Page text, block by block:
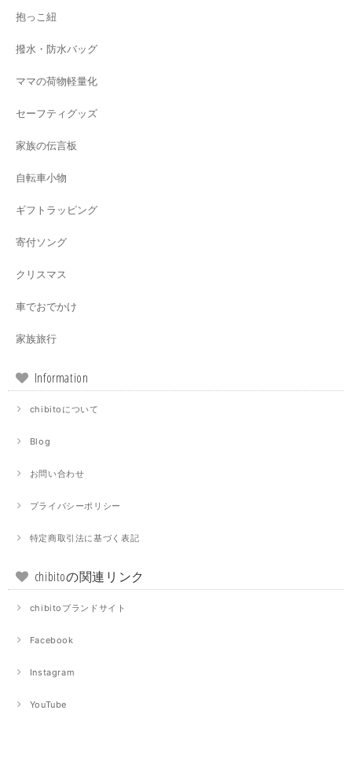
抱っこ紐
撥水・防水バッグ
ママの荷物軽量化
セーフティグッズ
家族の伝言板
自転車小物
ギフトラッピング
寄付ソング
クリスマス
車でおでかけ
家族旅行
Information
chibitoについて
Blog
お問い合わせ
プライバシーポリシー
特定商取引法に基づく表記
chibitoの関連リンク
chibitoブランドサイト
Facebook
Instagram
YouTube